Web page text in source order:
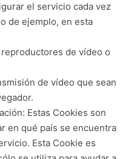
el servicio cada vez
de ejemplo, en esta
de vídeo o
de vídeo que sean
Estas Cookies son
en qué país se encuentra
Esta Cookie es